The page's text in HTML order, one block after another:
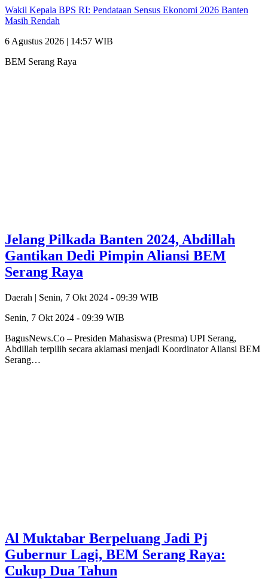
Wakil Kepala BPS RI: Pendataan Sensus Ekonomi 2026 Banten
Masih Rendah
6 Agustus 2026 | 14:57 WIB
BEM Serang Raya
Jelang Pilkada Banten 2024, Abdillah
Gantikan Dedi Pimpin Aliansi BEM
Serang Raya
Daerah | Senin, 7 Okt 2024 - 09:39 WIB
Senin, 7 Okt 2024 - 09:39 WIB
BagusNews.Co – Presiden Mahasiswa (Presma) UPI Serang,
Abdillah terpilih secara aklamasi menjadi Koordinator Aliansi BEM
Serang…
Al Muktabar Berpeluang Jadi Pj
Gubernur Lagi, BEM Serang Raya:
Cukup Dua Tahun